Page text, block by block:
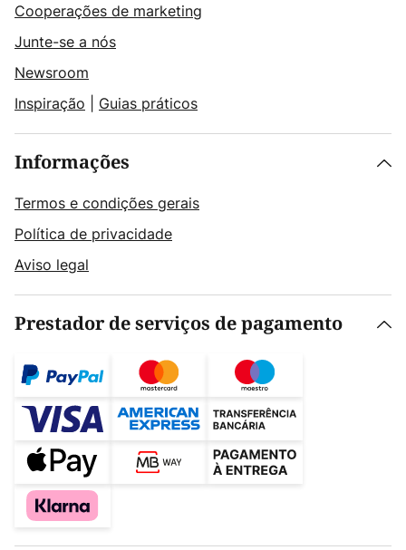
Cooperações de marketing
Junte-se a nós
Newsroom
Inspiração
Guias práticos
Informações
Termos e condições gerais
Política de privacidade
Aviso legal
Prestador de serviços de pagamento